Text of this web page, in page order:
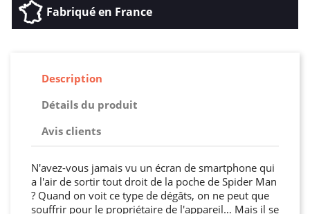
Fabriqué en France
Description
Détails du produit
Avis clients
N'avez-vous jamais vu un écran de smartphone qui
a l'air de sortir tout droit de la poche de Spider Man
? Quand on voit ce type de dégâts, on ne peut que
souffrir pour le propriétaire de l'appareil… Mais il se